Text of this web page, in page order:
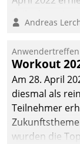
Teilnehmer
Cloud-
Lösungen mit
Andreas
Anwendertreffen
Workout
Am 28. April
diesmal als
Teilnehmer
wurden die